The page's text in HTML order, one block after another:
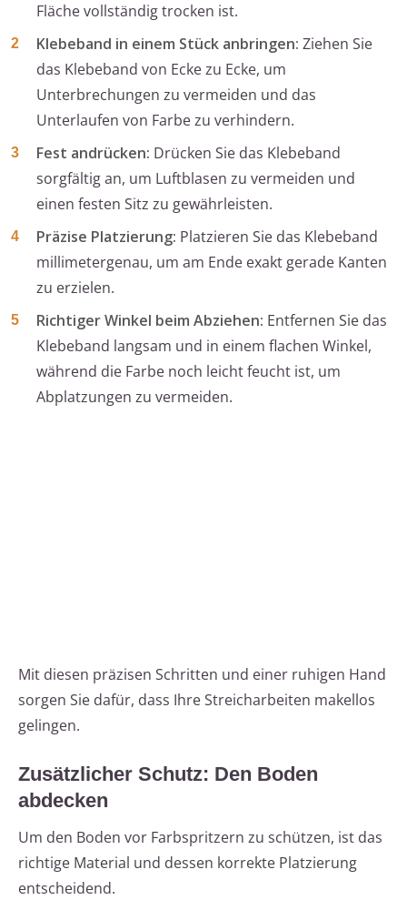
Fläche vollständig trocken ist.
Klebeband in einem Stück anbringen: Ziehen Sie
das Klebeband von Ecke zu Ecke, um
Unterbrechungen zu vermeiden und das
Unterlaufen von Farbe zu verhindern.
Fest andrücken: Drücken Sie das Klebeband
sorgfältig an, um Luftblasen zu vermeiden und
einen festen Sitz zu gewährleisten.
Präzise Platzierung: Platzieren Sie das Klebeband
millimetergenau, um am Ende exakt gerade Kanten
zu erzielen.
Richtiger Winkel beim Abziehen: Entfernen Sie das
Klebeband langsam und in einem flachen Winkel,
während die Farbe noch leicht feucht ist, um
Abplatzungen zu vermeiden.
Mit diesen präzisen Schritten und einer ruhigen Hand
sorgen Sie dafür, dass Ihre Streicharbeiten makellos
gelingen.
Zusätzlicher Schutz: Den Boden
abdecken
Um den Boden vor Farbspritzern zu schützen, ist das
richtige Material und dessen korrekte Platzierung
entscheidend.